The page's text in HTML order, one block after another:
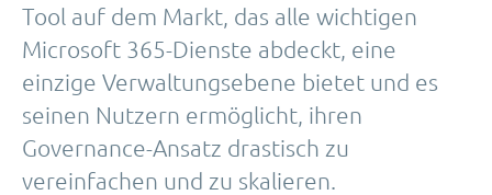
Tool auf dem Markt, das alle wichtigen
Microsoft 365-Dienste abdeckt, eine
einzige Verwaltungsebene bietet und es
seinen Nutzern ermöglicht, ihren
Governance-Ansatz drastisch zu
vereinfachen und zu skalieren.